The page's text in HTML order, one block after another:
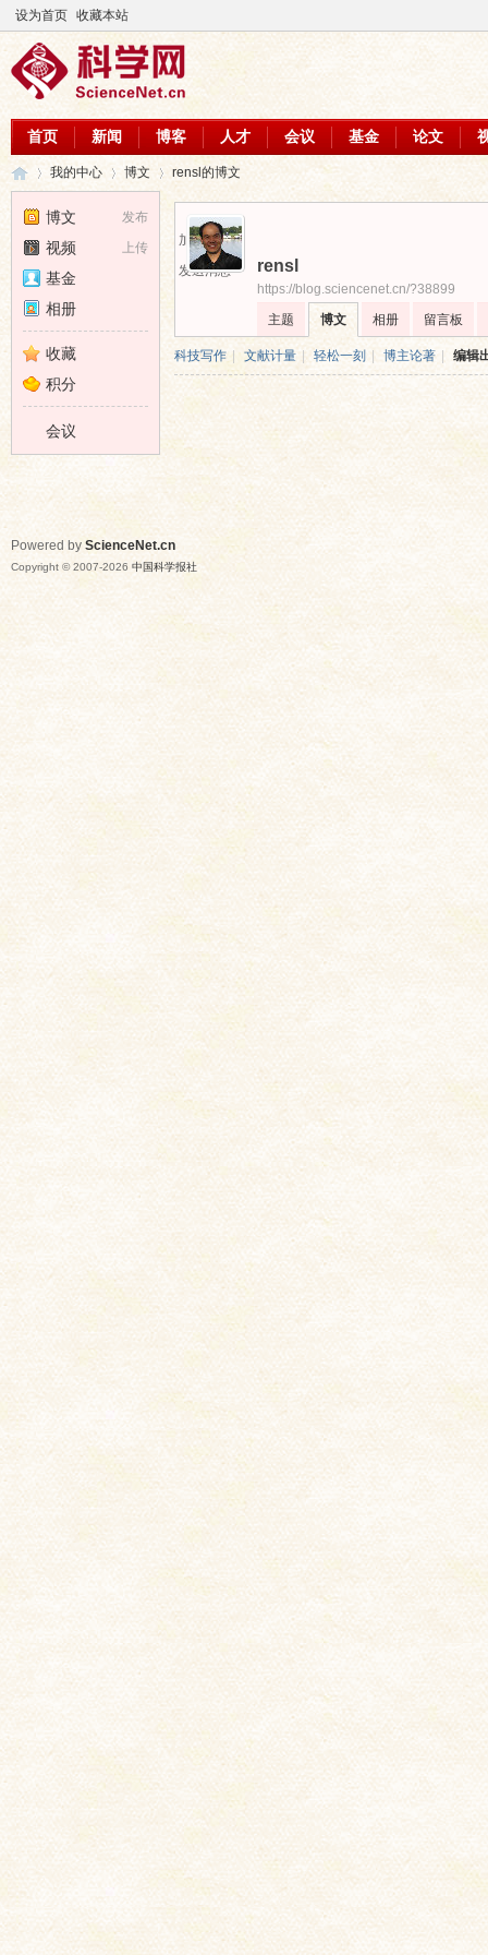
设为首页 收藏本站
首页 新闻 博客 人才 会议 基金 论文
›
我的中心 博文 rensl的博文
加为好友
发送消息
rensl
https://blog.sciencenet.cn/?38899
主题
博文 相册 留言板
科技写作 文献计量 轻松一刻 博主论著 编辑
发布
博文
上传
视频
基金
相册
收藏
积分
会议
Powered by ScienceNet.cn
Copyright © 2007-2026 中国科学报社